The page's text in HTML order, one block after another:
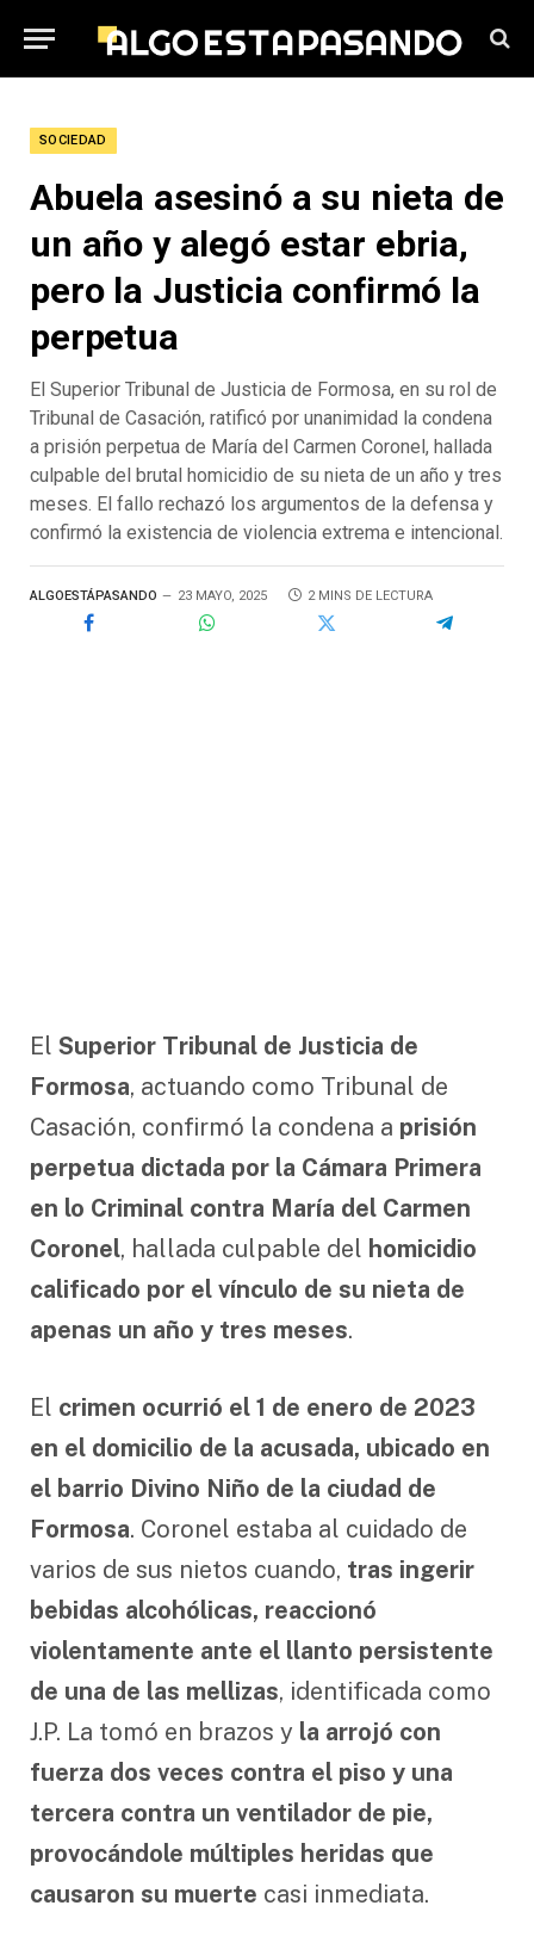
SOCIEDAD
Abuela asesinó a su nieta de
un año y alegó estar ebria,
pero la Justicia confirmó la
perpetua
El Superior Tribunal de Justicia de Formosa, en su rol de
Tribunal de Casación, ratificó por unanimidad la condena
a prisión perpetua de María del Carmen Coronel, hallada
culpable del brutal homicidio de su nieta de un año y tres
meses. El fallo rechazó los argumentos de la defensa y
confirmó la existencia de violencia extrema e intencional.
ALGOESTÁPASANDO 23 MAYO, 2025 2 MINS DE LECTURA
El Superior Tribunal de Justicia de
Formosa, actuando como Tribunal de
Casación, confirmó la condena a prisión
perpetua dictada por la Cámara Primera
en lo Criminal contra María del Carmen
Coronel, hallada culpable del homicidio
calificado por el vínculo de su nieta de
apenas un año y tres meses.
El crimen ocurrió el 1 de enero de 2023
en el domicilio de la acusada, ubicado en
el barrio Divino Niño de la ciudad de
Formosa. Coronel estaba al cuidado de
varios de sus nietos cuando, tras ingerir
bebidas alcohólicas, reaccionó
violentamente ante el llanto persistente
de una de las mellizas, identificada como
J.P. La tomó en brazos y la arrojó con
fuerza dos veces contra el piso y una
tercera contra un ventilador de pie,
provocándole múltiples heridas que
causaron su muerte casi inmediata.